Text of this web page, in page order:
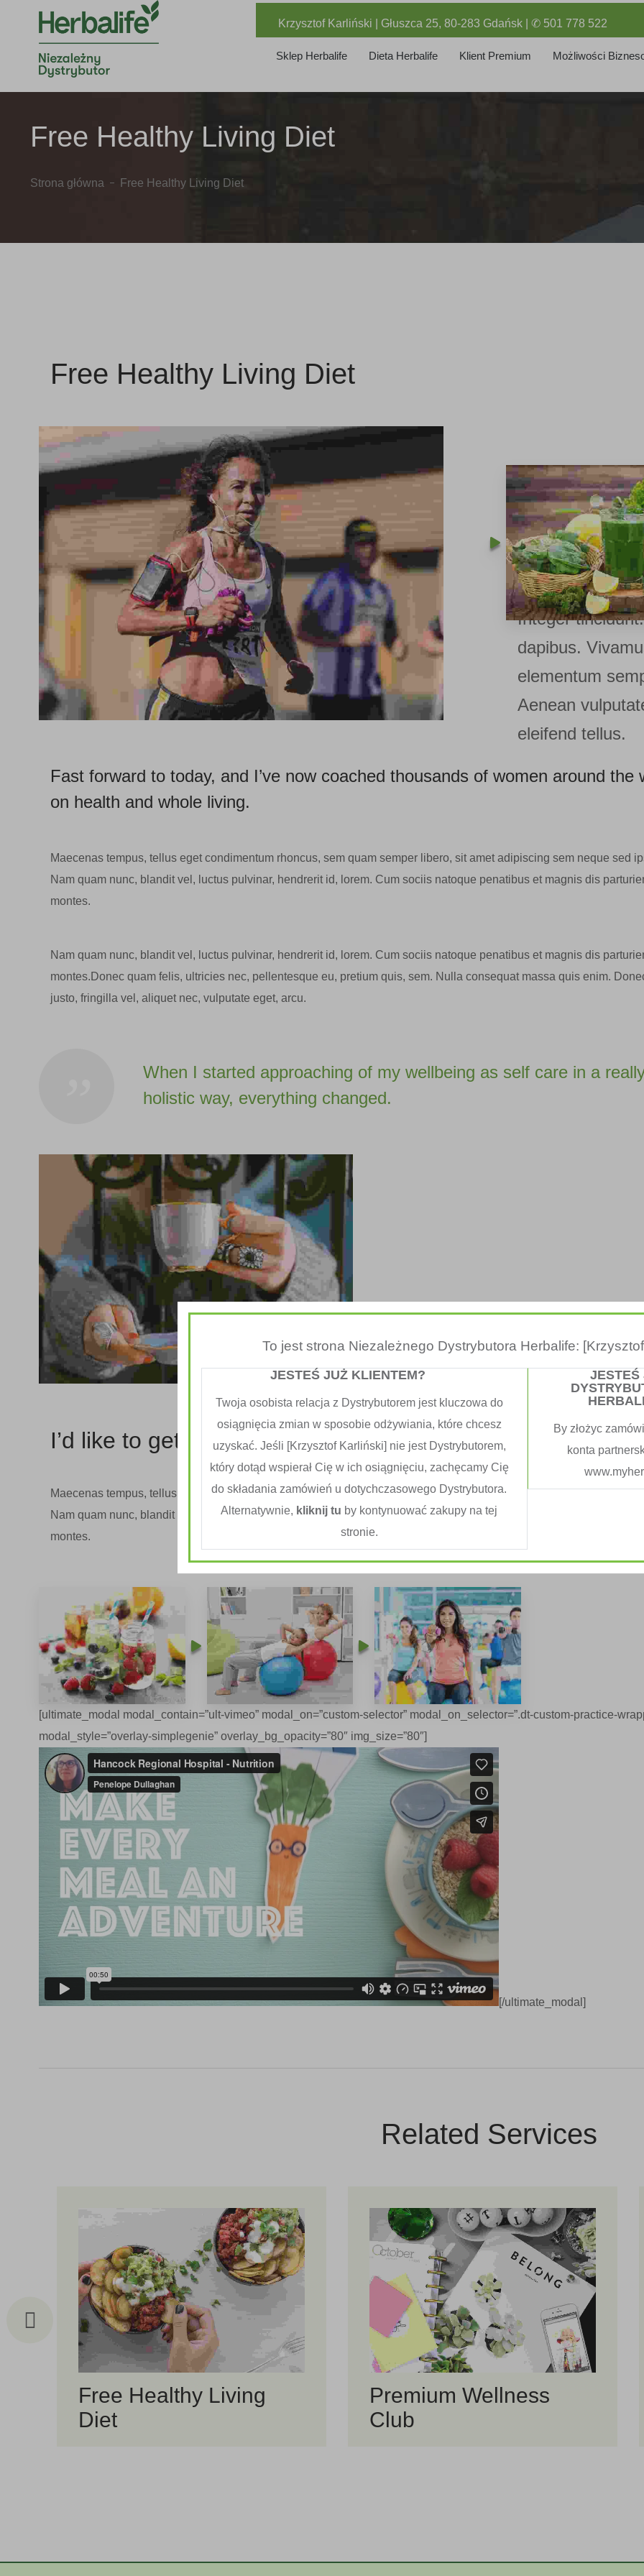
Krzysztof Karliński | Głuszca 25, 80-283 Gdańsk | ✆ 501 778 522
Sklep Herbalife Dieta Herbalife Klient Premium Możliwości
Free Healthy Living Diet
Strona główna Free Healthy Living Diet
Free Healthy Living Diet
In enim justo,
ut, imperdiet a,
venenatis vitae,
Nullam dictum
pede mollis
Integer
dapibus.
elementum
Aenean
eleifend tellus.
Fast forward to today, and I’ve now coached thousands of women around the
on health and whole living.
Maecenas tempus, tellus eget condimentum rhoncus, sem quam semper libero, sit amet adipiscing sem neque sed
Nam quam nunc, blandit vel, luctus pulvinar, hendrerit id, lorem. Cum sociis natoque penatibus et magnis dis
montes.
Nam quam nunc, blandit vel, luctus pulvinar, hendrerit id, lorem. Cum sociis natoque penatibus et magnis dis
montes.Donec quam felis, ultricies nec, pellentesque eu, pretium quis, sem. Nulla consequat massa quis enim.
justo, fringilla vel, aliquet nec, vulputate eget, arcu.
When I started approaching of my wellbeing as self care in a
holistic way, everything changed.
I’d like to get myself care sorted
Maecenas tempus, tellus eget condimentum rhoncus, sem quam semper libero, sit amet adipiscing sem neque sed
Nam quam nunc, blandit vel, luctus pulvinar, hendrerit id, lorem. Cum sociis natoque penatibus et magnis dis
montes.
[ultimate_modal modal_contain=”ult-vimeo” modal_on=”custom-selector” modal_on_selector=”.dt-custom-practice-
modal_style=”overlay-simplegenie” overlay_bg_opacity=”80″ img_size=”80″]
[/ultimate_modal]
Related Services
Free Healthy Living
Diet
Premium Wellness
Club
To jest strona Niezależnego Dystrybutora Herbalife:
JESTEŚ JUŻ KLIENTEM?
Twoja osobista relacja z Dystrybutorem jest kluczowa do
osiągnięcia zmian w sposobie odżywiania, które chcesz
uzyskać. Jeśli [Krzysztof Karliński] nie jest Dystrybutorem,
który dotąd wspierał Cię w ich osiągnięciu, zachęcamy Cię
do składania zamówień u dotychczasowego Dystrybutora.
Alternatywnie, kliknij tu by kontynuować zakupy na tej
stronie.
JESTEŚ
By złożyc
konta